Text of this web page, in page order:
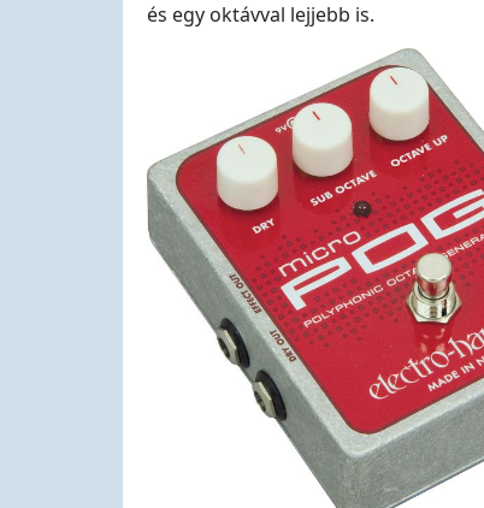
és egy oktávval lejjebb is.